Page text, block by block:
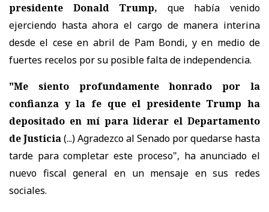
presidente Donald Trump, que había venido
ejerciendo hasta ahora el cargo de manera interina
desde el cese en abril de Pam Bondi, y en medio de
fuertes recelos por su posible falta de independencia.
"Me siento profundamente honrado por la
confianza y la fe que el presidente Trump ha
depositado en mí para liderar el Departamento
de Justicia(...) Agradezco al Senado por quedarse hasta
tarde para completar este proceso", ha anunciado el
nuevo fiscal general en un mensaje en sus redes
sociales.